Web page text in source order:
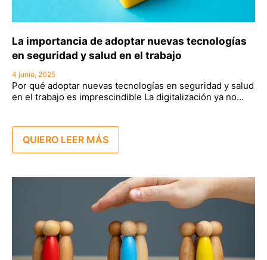
La importancia de adoptar nuevas tecnologías
en seguridad y salud en el trabajo
4 junio, 2025
Por qué adoptar nuevas tecnologías en seguridad y salud
en el trabajo es imprescindible La digitalización ya no…
QUIERO LEER MÁS